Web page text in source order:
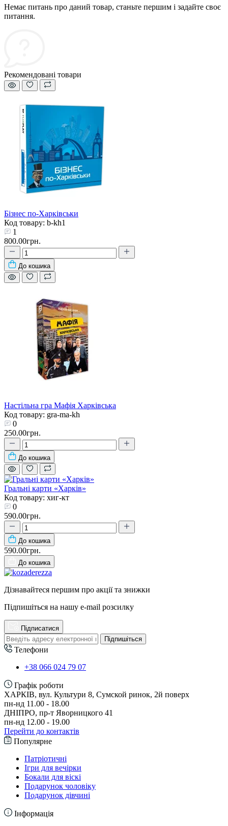
Немає питань про даний товар, станьте першим і задайте своє
питання.
Рекомендовані товари
Бізнес по-Харківськи
Код товару: b-kh1
1
800.00грн.
До кошика
Настільна гра Мафія Харківська
Код товару: gra-ma-kh
0
250.00грн.
До кошика
Гральні карти «Харків»
Код товару: хиг-кт
0
590.00грн.
До кошика
590.00грн.
До кошика
Дізнавайтеся першим про акції та знижки
Підпишіться на нашу e-mail розсилку
Підписатися
Підпишіться
Телефони
+38 066 024 79 07
Графік роботи
ХАРКІВ, вул. Культури 8, Сумской ринок, 2й поверх
пн-нд 11.00 - 18.00
ДНІПРО, пр-т Яворницкого 41
пн-нд 12.00 - 19.00
Перейти до контактів
Популярне
Патріотичні
Ігри для вечірки
Бокали для віскі
Подарунок чоловіку
Подарунок дівчині
Інформація